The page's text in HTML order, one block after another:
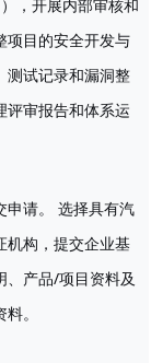
，开展内部审核和
项目的安全开发与
测试记录和漏洞整
评审报告和体系运
请。
选择具有汽
机构，提交企业基
、产品/项目资料及
。